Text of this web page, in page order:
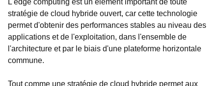
L'edge computing est un élément important de toute
stratégie de cloud hybride ouvert, car cette technologie
permet d'obtenir des performances stables au niveau des
applications et de l'exploitation, dans l'ensemble de
l'architecture et par le biais d'une plateforme horizontale
commune.
Tout comme une stratégie de cloud hybride permet aux